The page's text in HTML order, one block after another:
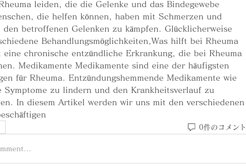
die helfen können, haben mit Schmerzen und
betroffenen Gelenken zu kämpfen. Glücklicherweise
Behandlungsmöglichkeiten,Was hilft bei Rheuma
eine chronische entzündliche Erkrankung, die bei Rheuma
Medikamente Medikamente sind eine der häufigsten
für Rheuma. Entzündungshemmende Medikamente wie
Symptome zu lindern und den Krankheitsverlauf zu
In diesem Artikel werden wir uns mit den verschiedenen
0件のコメント